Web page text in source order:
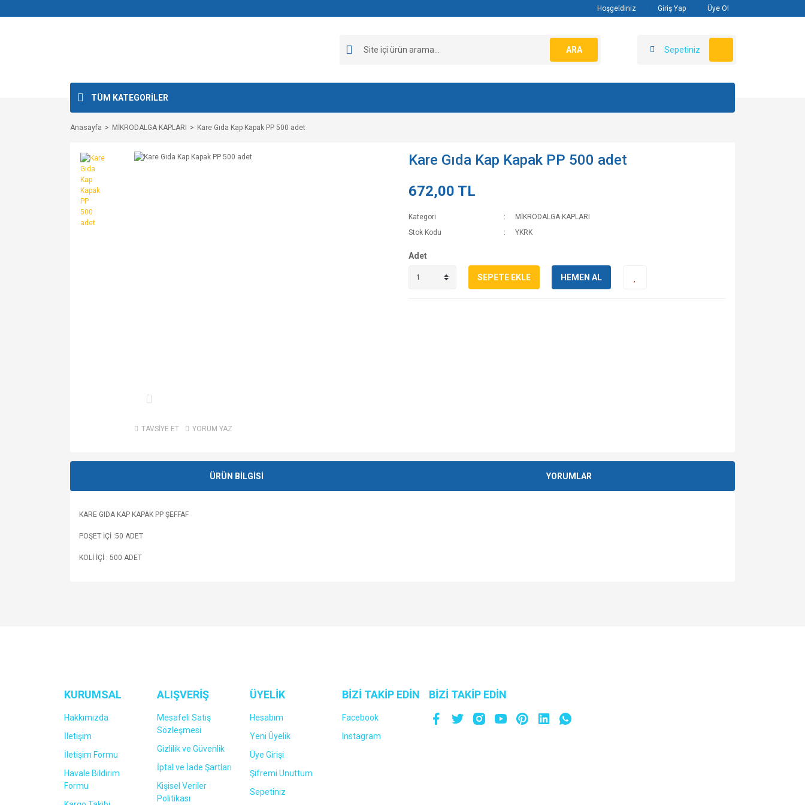
Hoşgeldiniz Giriş Yap Üye Ol
ARA Sepetiniz
TÜM KATEGORİLER
Anasayfa MİKRODALGA KAPLARI Kare Gıda Kap Kapak PP 500 adet
TAVSİYE ET YORUM YAZ
Kare Gıda Kap Kapak PP 500 adet
672,00 TL
Kategori
MİKRODALGA KAPLARI
Stok Kodu
YKRK
Adet
SEPETE EKLE HEMEN AL
ÜRÜN BİLGİSİ YORUMLAR
KARE GIDA KAP KAPAK PP ŞEFFAF
POŞET İÇİ :50 ADET
KOLİ İÇİ : 500 ADET
KURUMSAL
Hakkımızda
İletişim
İletişim Formu
Havale Bildirim
Formu
ALIŞVERİŞ
Mesafeli Satış
Sözleşmesi
Gizlilik ve Güvenlik
İptal ve İade Şartları
Kişisel Veriler
Politikası
ÜYELİK
Hesabım
Yeni Üyelik
Üye Girişi
Şifremi Unuttum
Sepetiniz
BİZİ TAKİP EDİN
Facebook
Instagram
BİZİ TAKİP EDİN